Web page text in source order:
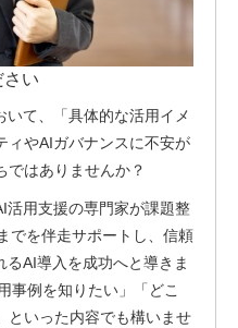
さい
て、「具体的な活用イメ
ィやAIガバナンスに不安が
ではありませんか？
活用支援の専門家が課題整
でを伴走サポートし、信頼
AI導入を成功へと導きま
事例を知りたい」「どこ
といった内容でも構いませ